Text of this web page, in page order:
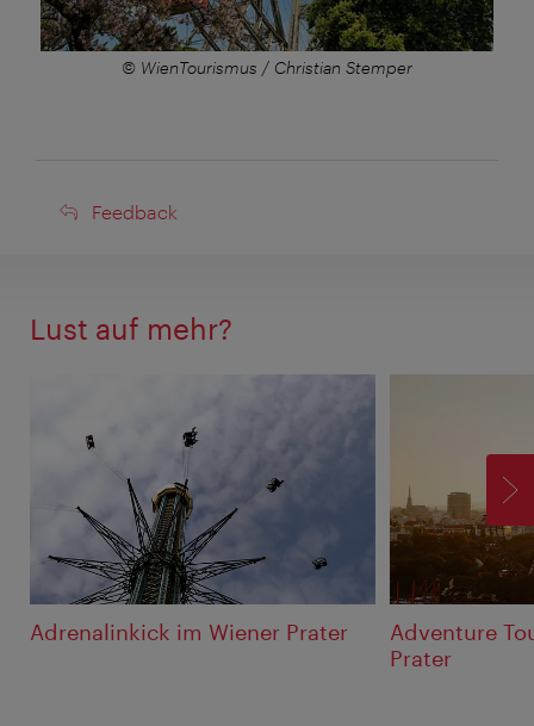
© WienTourismus / Christian Stemper
Feedback
Feedback
Lust auf mehr?
Adrenalinkick im Wiener Prater
Adventure
Prater